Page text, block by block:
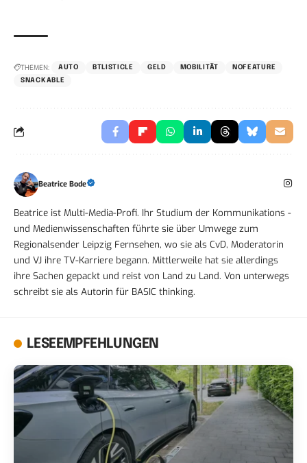
THEMEN: AUTO BTLISTICLE GELD MOBILITÄT
NOFEATURE
SNACKABLE
Beatrice Bode
Beatrice ist Multi-Media-Profi. Ihr Studium der Kommunikations -
und Medienwissenschaften führte sie über Umwege zum
Regionalsender Leipzig Fernsehen, wo sie als CvD, Moderatorin
und VJ ihre TV-Karriere begann. Mittlerweile hat sie allerdings
ihre Sachen gepackt und reist von Land zu Land. Von unterwegs
schreibt sie als Autorin für BASIC thinking.
LESEEMPFEHLUNGEN